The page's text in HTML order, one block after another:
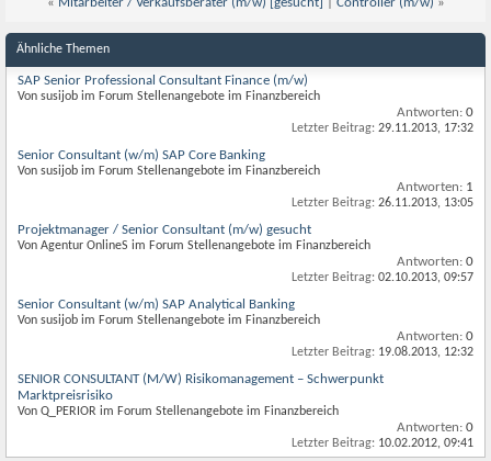
Ähnliche Themen
SAP Senior Professional Consultant Finance (m/w)
Von susijob im Forum Stellenangebote im Finanzbereich
Antworten: 0
Letzter Beitrag: 29.11.2013, 17:32
Senior Consultant (w/m) SAP Core Banking
Von susijob im Forum Stellenangebote im Finanzbereich
Antworten: 1
Letzter Beitrag: 26.11.2013, 13:05
Projektmanager / Senior Consultant (m/w) gesucht
Von Agentur OnlineS im Forum Stellenangebote im Finanzbereich
Antworten: 0
Letzter Beitrag: 02.10.2013, 09:57
Senior Consultant (w/m) SAP Analytical Banking
Von susijob im Forum Stellenangebote im Finanzbereich
Antworten: 0
Letzter Beitrag: 19.08.2013, 12:32
SENIOR CONSULTANT (M/W) Risikomanagement – Schwerpunkt
Marktpreisrisiko
Von Q_PERIOR im Forum Stellenangebote im Finanzbereich
Antworten: 0
Letzter Beitrag: 10.02.2012, 09:41